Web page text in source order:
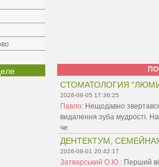
СТОМАТОЛОГИЯ
2026-08-05 17:36:25
Павло: Нещодавно
видалення зуба мудрості.
че
ДЕНТЕКТУМ,
2026-08-01 20:42:17
Затварський О.Ю.: Перший